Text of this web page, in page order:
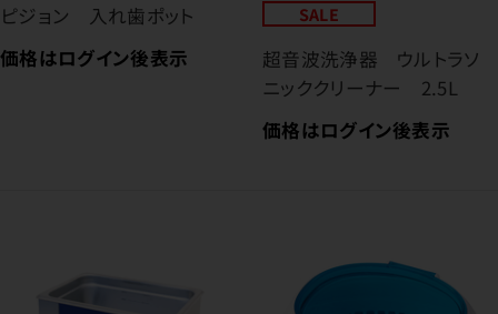
ピジョン 入れ歯ポット
価格はログイン後表示
SALE
超音波洗浄器 ウルトラソ
ニッククリーナー 2.5L
価格はログイン後表示